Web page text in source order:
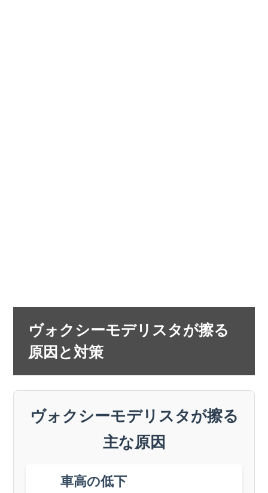
ヴォクシーモデリスタが擦る
原因と対策
ヴォクシーモデリスタが擦る
主な原因
車高の低下